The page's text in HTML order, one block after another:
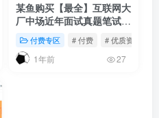
# 精品
某鱼购买【最全】互联网大
厂中场近年面试真题笔试春
招
秋招 真题
付费专区 # 付费 # 优质资源
1年前 27